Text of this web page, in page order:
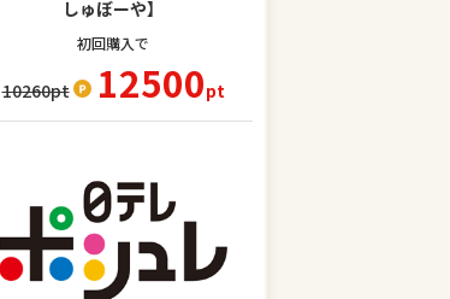
しゅぼーや】
初回購入で
10260pt 12500pt